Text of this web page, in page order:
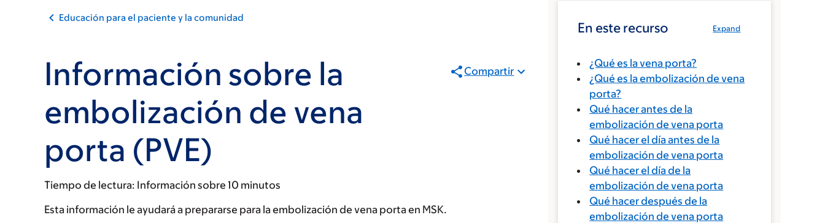
Educación para el paciente y la comunidad
Información sobre la
embolización de vena
porta (PVE)
Compartir
Tiempo de lectura: Información sobre 10 minutos
Esta información le ayudará a prepararse para la embolización de vena porta en MSK.
Expand
En este recurso
¿Qué es la vena porta?
¿Qué es la embolización de vena
porta?
Qué hacer antes de la
embolización de vena porta
Qué hacer el día antes de la
embolización de vena porta
Qué hacer el día de la
embolización de vena porta
Qué hacer después de la
embolización de vena porta